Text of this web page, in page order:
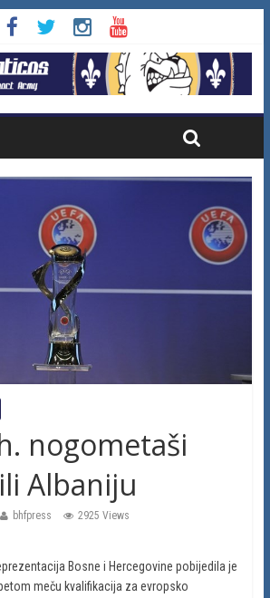
nogometaši
Albaniju
bhfpress 2925 Views
Bosne i Hercegovine pobijedila je
meču kvalifikacija za evropsko